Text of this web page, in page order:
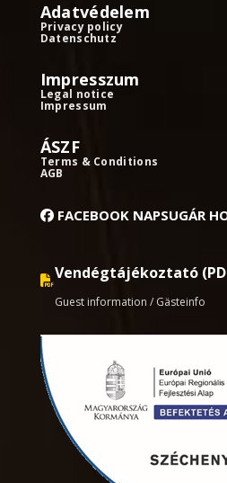
Adatvédelem
Privacy policy
Datenschutz
Impresszum
Legal notice
Impressum
ÁSZF
Terms & Conditions
AGB
FACEBOOK NAPSUGÁR
Vendégtájékoztató
Guest information / Gästeinfo